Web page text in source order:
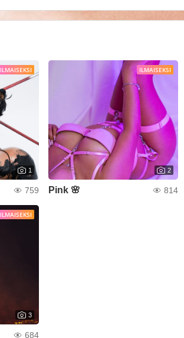
ILMAISEKSI
1
759
ILMAISEKSI
2
Pink 🌸 814
ILMAISEKSI
3
684